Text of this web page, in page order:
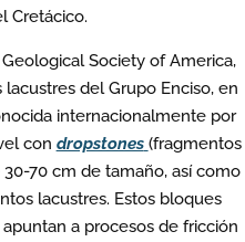
Cretácico.
Society of America,
del Grupo Enciso, en
internacionalmente por
con dropstones (fragmentos
70 cm de tamaño, así como
lacustres. Estos bloques
a procesos de fricción